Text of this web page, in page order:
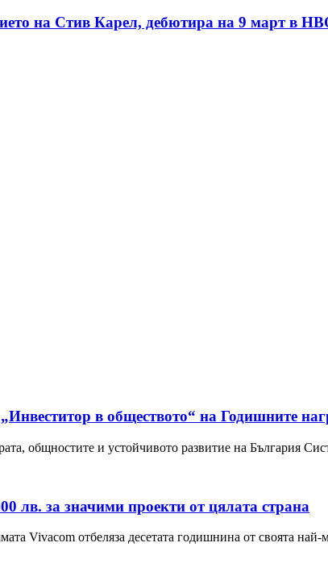
на Стив Карел, дебютира на 9 март в
в обществото“ на Годишните
общностите и устойчивото развитие на България
лв. за значими проекти от цялата страна
Vivacom отбеляза десетата годишнина от своята